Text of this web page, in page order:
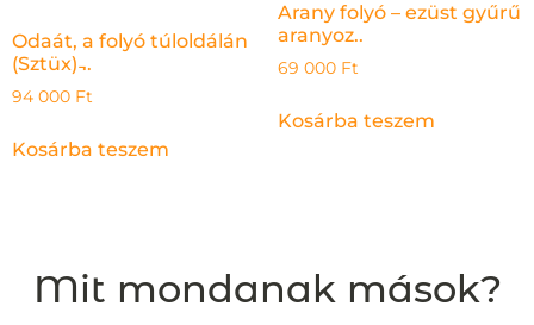
Odaát, a folyó túloldálán
(Sztüx) ̵..
94 000 Ft
Kosárba teszem
Arany folyó – ezüst gyűrű
aranyoz..
69 000 Ft
Kosárba teszem
Mit mondanak mások?